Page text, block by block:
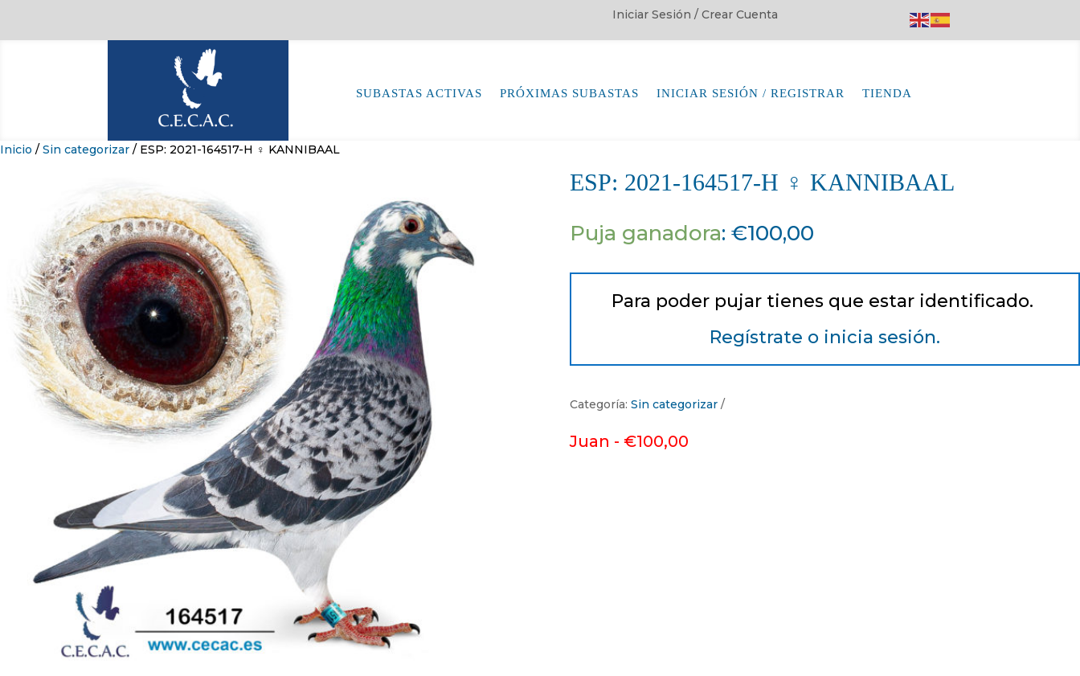
Iniciar Sesión / Crear Cuenta
SUBASTAS ACTIVAS PRÓXIMAS SUBASTAS INICIAR SESIÓN / REGISTRAR TIENDA
Inicio / Sin categorizar / ESP: 2021-164517-H ♀ KANNIBAAL
ESP: 2021-164517-H ♀ KANNIBAAL
Puja ganadora: €100,00
Para poder pujar tienes que estar identificado.
Regístrate o inicia sesión.
Categoría: Sin categorizar
Juan - €100,00